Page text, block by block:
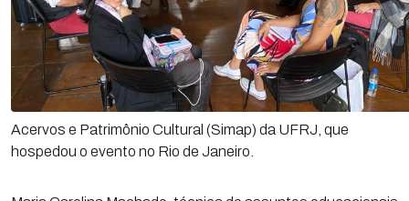
Acervos e Patrimônio Cultural (Simap) da UFRJ, que
hospedou o evento no Rio de Janeiro.